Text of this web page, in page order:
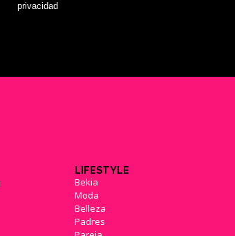
privacidad
LIFESTYLE
Bekia
Moda
Belleza
Padres